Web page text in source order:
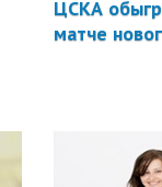
ЦСКА
матче